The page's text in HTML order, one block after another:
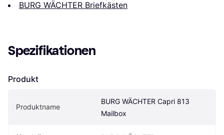
BURG WÄCHTER Briefkästen
Spezifikationen
Produkt
Produktname
BURG WÄCHTER Capri 813
Mailbox